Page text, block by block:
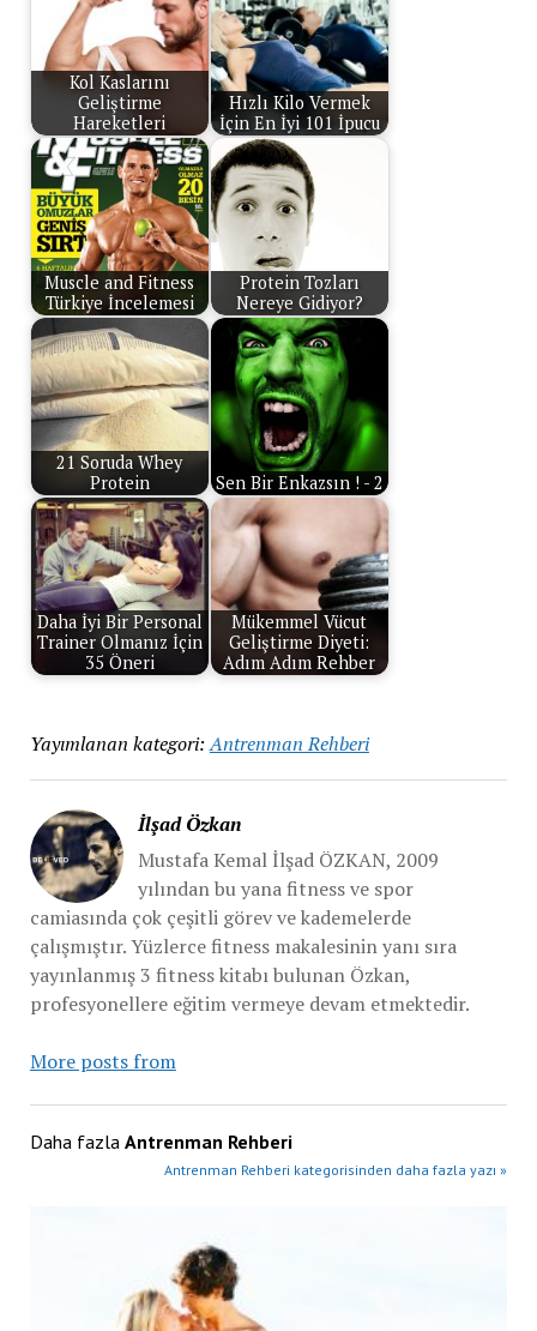
Kol Kaslarını
Geliştirme
Hareketleri
Hızlı Kilo Vermek
İçin En İyi 101 İpucu
Muscle and Fitness
Türkiye İncelemesi
Protein Tozları
Nereye Gidiyor?
21 Soruda Whey
Protein
Sen Bir Enkazsın ! - 2
Daha İyi Bir Personal
Trainer Olmanız İçin
35 Öneri
Mükemmel Vücut
Geliştirme Diyeti:
Adım Adım Rehber
Yayımlanan kategori: Antrenman Rehberi
İlşad Özkan
Mustafa Kemal İlşad ÖZKAN, 2009
yılından bu yana fitness ve spor
camiasında çok çeşitli görev ve kademelerde
çalışmıştır. Yüzlerce fitness makalesinin yanı sıra
yayınlanmış 3 fitness kitabı bulunan Özkan,
profesyonellere eğitim vermeye devam etmektedir.
More posts from
Daha fazla Antrenman Rehberi
Antrenman Rehberi kategorisinden daha fazla yazı »